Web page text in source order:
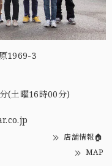
1969-3
(土曜16時00分)
店舗情報🏠
MAP